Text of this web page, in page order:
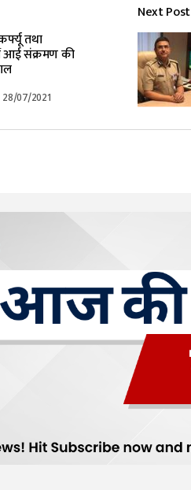
तथा
आई संक्रमण की
28/07/2021
Next Post